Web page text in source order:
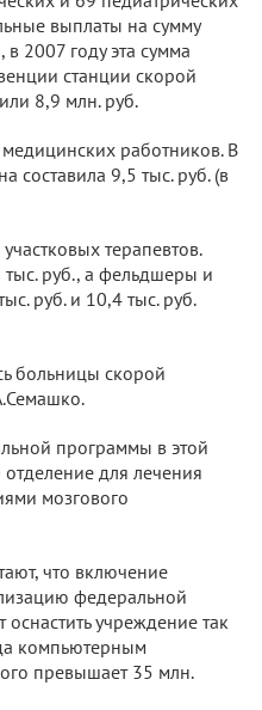
выплаты на сумму
2007 году эта сумма
станции скорой
8,9 млн. руб.
работников. В
составила 9,5 тыс. руб. (в
терапевтов.
руб., а фельдшеры и
руб. и 10,4 тыс. руб.
больницы скорой
программы в этой
для лечения
мозгового
что включение
федеральной
учреждение так
компьютерным
превышает 35 млн.